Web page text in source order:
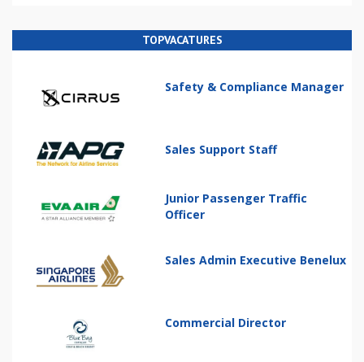
TOPVACATURES
Safety & Compliance Manager
Sales Support Staff
Junior Passenger Traffic
Officer
Sales Admin Executive Benelux
Commercial Director